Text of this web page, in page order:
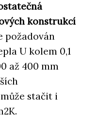
konstrukcí
požadován
U kolem 0,1
až 400 mm
stačit i